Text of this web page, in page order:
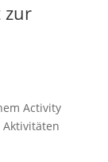
zur
Activity